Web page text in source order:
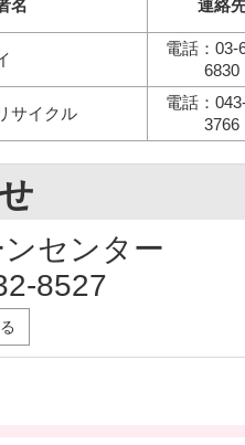
名 連絡
電話：03-
6830
サイクル
電話：
3766
センター
8527